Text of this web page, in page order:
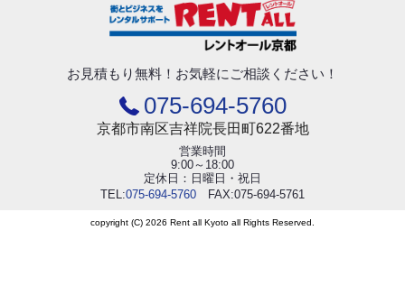
お見積もり無料！ お気軽にご相談ください！
075-694-5760
京都市南区吉祥院長田町622番地
営業時間
9:00～18:00
定休日：日曜日・祝日
TEL:075-694-5760 FAX:075-694-5761
copyright (C) 2026 Rent all Kyoto all Rights Reserved.